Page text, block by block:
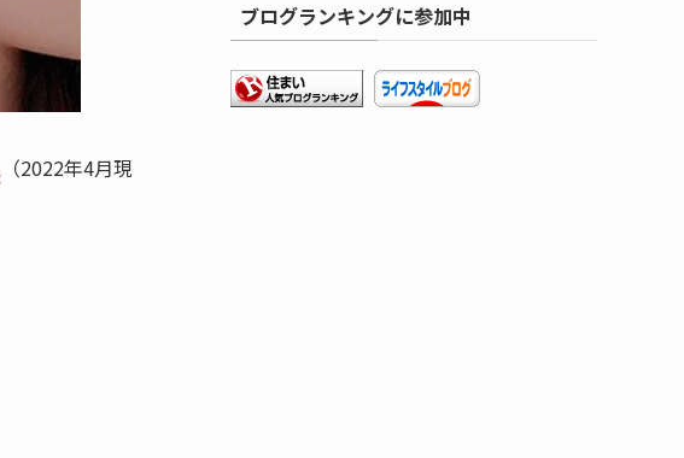
（2022年4月現
ブログランキングに参加中